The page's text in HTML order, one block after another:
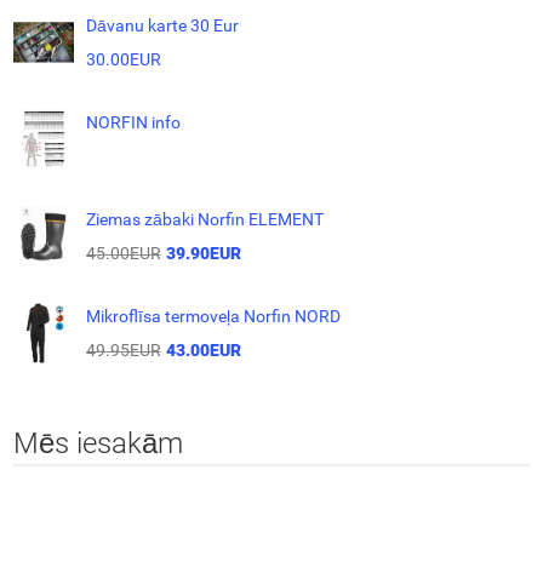
Dāvanu karte 30 Eur
30.00EUR
NORFIN info
Ziemas zābaki Norfin ELEMENT
45.00EUR 39.90EUR
Mikroflīsa termoveļa Norfin NORD
49.95EUR 43.00EUR
Mēs iesakām